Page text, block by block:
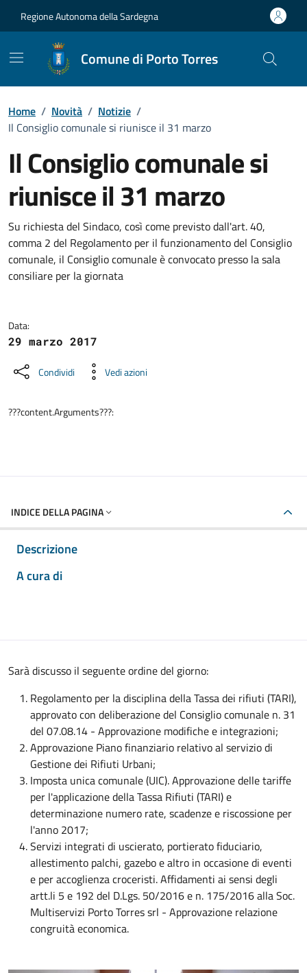
Regione Autonoma della Sardegna
Comune di Porto Torres
Home / Novità / Notizie /
Il Consiglio comunale si riunisce il 31 marzo
Il Consiglio comunale si
riunisce il 31 marzo
Dettagli della notizia
Su richiesta del Sindaco, così come previsto dall'art. 40,
comma 2 del Regolamento per il funzionamento del Consiglio
comunale, il Consiglio comunale è convocato presso la sala
consiliare per la giornata
Data:
29 marzo 2017
Condividi Vedi azioni
???content.Arguments???:
INDICE DELLA PAGINA
Descrizione
A cura di
Sarà discusso il seguente ordine del giorno:
Regolamento per la disciplina della Tassa dei rifiuti (TARI),
approvato con deliberazione del Consiglio comunale n. 31
del 07.08.14 - Approvazione modifiche e integrazioni;
Approvazione Piano finanziario relativo al servizio di
Gestione dei Rifiuti Urbani;
Imposta unica comunale (UIC). Approvazione delle tariffe
per l'applicazione della Tassa Rifiuti (TARI) e
determinazione numero rate, scadenze e riscossione per
l'anno 2017;
Servizi integrati di uscierato, portierato fiduciario,
allestimento palchi, gazebo e altro in occasione di eventi
e per accoglienza croceristi. Affidamenti ai sensi degli
artt.li 5 e 192 del D.Lgs. 50/2016 e n. 175/2016 alla Soc.
Multiservizi Porto Torres srl - Approvazione relazione
congruità economica.